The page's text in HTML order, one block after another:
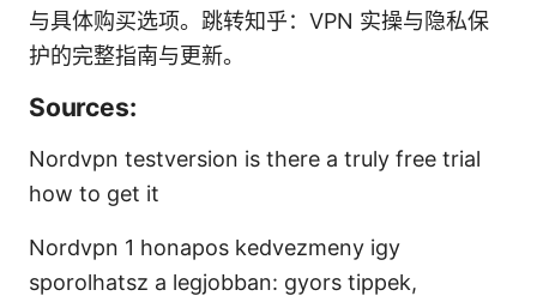
与具体购买选项。跳转知乎：VPN 实操与隐私保
护的完整指南与更新。
Sources:
Nordvpn testversion is there a truly free trial
how to get it
Nordvpn 1 honapos kedvezmeny igy
sporolhatsz a legjobban: gyors tippek,